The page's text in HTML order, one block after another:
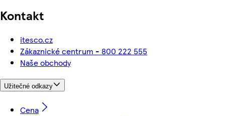
Kontakt
itesco.cz
Zákaznické centrum - 800 222 555
Naše obchody
Užitečné odkazy
Cena